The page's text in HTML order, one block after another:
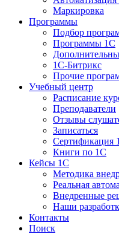
Маркировка
Программы
Подбор
Программы 1С
1С-Битрикс
Прочие
Учебный центр
Расписание
Преподаватели
Отзывы
Записаться
Сертификация
Книги по 1С
Кейсы 1С
Методика
Реальная
Внедренные
Наши
Контакты
Поиск